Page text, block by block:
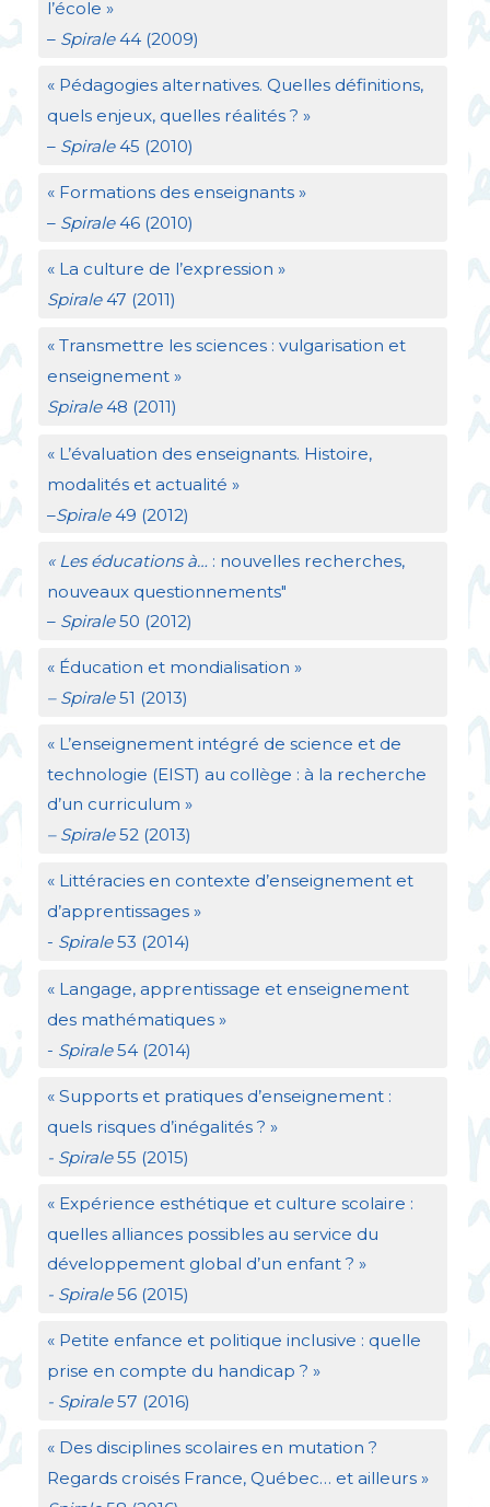
l’école »
– Spirale44 (2009)
« Pédagogies alternatives. Quelles définitions,
quels enjeux, quelles réalités ? »
– Spirale45 (2010)
« Formations des enseignants »
– Spirale46 (2010)
« La culture de l’expression »
Spirale47 (2011)
« Transmettre les sciences : vulgarisation et
enseignement »
Spirale48 (2011)
« L’évaluation des enseignants. Histoire,
modalités et actualité »
–Spirale49 (2012)
« Les éducations à… : nouvelles recherches,
nouveaux questionnements"
– Spirale50 (2012)
« Éducation et mondialisation »
– Spirale51 (2013)
« L’enseignement intégré de science et de
technologie (EIST) au collège : à la recherche
d’un curriculum »
– Spirale52 (2013)
« Littéracies en contexte d’enseignement et
d’apprentissages »
- Spirale53 (2014)
« Langage, apprentissage et enseignement
des mathématiques »
- Spirale54 (2014)
« Supports et pratiques d’enseignement :
quels risques d’inégalités ? »
- Spirale55 (2015)
« Expérience esthétique et culture scolaire :
quelles alliances possibles au service du
développement global d’un enfant ? »
- Spirale56 (2015)
« Petite enfance et politique inclusive : quelle
prise en compte du handicap ? »
- Spirale57 (2016)
« Des disciplines scolaires en mutation ?
Regards croisés France, Québec… et ailleurs »